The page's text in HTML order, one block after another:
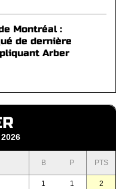
Montréal :
de dernière
Arber
B P PTS
1 1 2